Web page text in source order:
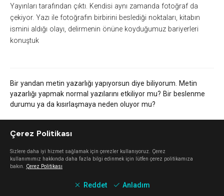
Yayınları tarafından çıktı. Kendisi aynı zamanda fotoğraf da
çekiyor. Yazı ile fotoğrafın birbirini beslediği noktaları, kitabın
ismini aldığı olayı, delirmenin önüne koyduğumuz bariyerleri
konuştuk
Bir yandan metin yazarlığı yapıyorsun diye biliyorum. Metin
yazarlığı yapmak normal yazılarını etkiliyor mu? Bir beslenme
durumu ya da kısırlaşmaya neden oluyor mu?
zamanından alıyor. Metin yazarlığı yaptığın için körelmiyorsun
ama metin yazarlığı yapmak zamanını alıyor.
Çerez Politikası
Sizlere daha iyi hizmet sağlamak için çerezler kullanıyoruz. Çerez
kullanımımız hakkında daha fazla bilgi edinmek için lütfen çerez politikamıza
bakın. Çerez Politikası
Reddet Anladım